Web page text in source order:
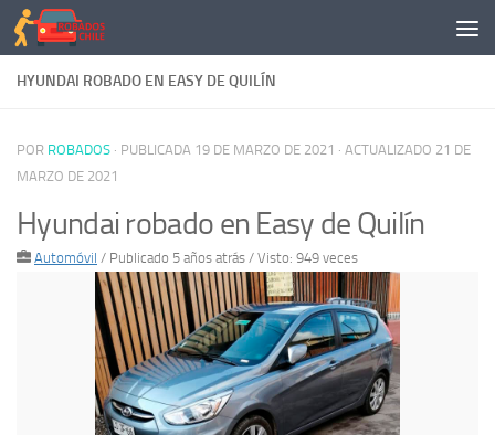
Saltar al contenido
HYUNDAI ROBADO EN EASY DE QUILÍN
POR ROBADOS · PUBLICADA 19 DE MARZO DE 2021 · ACTUALIZADO 21 DE
MARZO DE 2021
Hyundai robado en Easy de Quilín
Automóvil / Publicado 5 años atrás / Visto: 949 veces